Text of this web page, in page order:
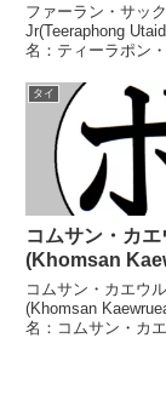
ファーラン・サッ
Jr(Teeraphong
名：ティーラポン
戦績：47戦39勝
分 【獲得タイトル
ライトフライ級王
タイ
コムサン・カ
(Khomsan
コムサン・カエウ
(Khomsan
名：コムサン・カ